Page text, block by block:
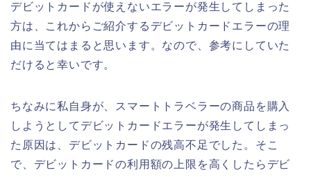
デビットカードが使えないエラーが発生してしまった
方は、これからご紹介するデビットカードエラーの理
由に当てはまると思います。なので、参考にしていた
だけると幸いです。
ちなみに私自身が、スマートトラベラーの商品を購入
しようとしてデビットカードエラーが発生してしまっ
た原因は、デビットカードの残高不足でした。そこ
で、デビットカードの利用額の上限を高くしたらデビ